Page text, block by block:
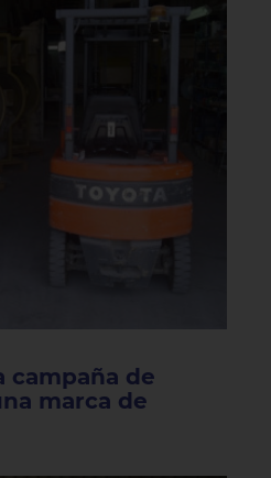
campaña de
marca de